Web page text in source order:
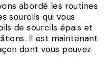
abordé les routines
sourcils qui vous
de sourcils épais et
Il est maintenant
dont vous pouvez